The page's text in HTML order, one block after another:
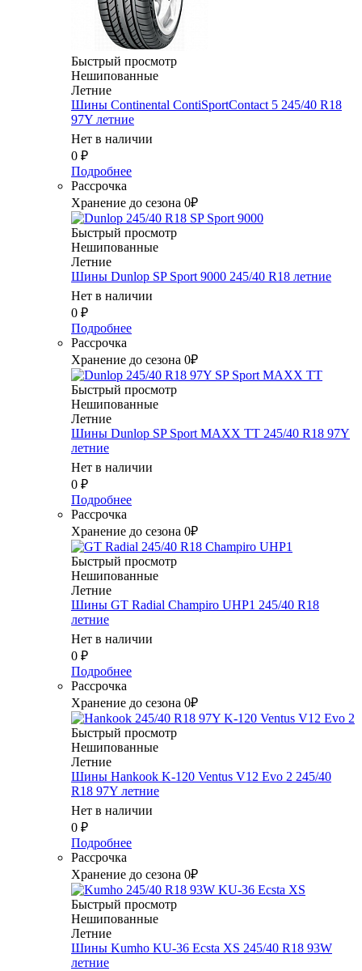
Быстрый просмотр
Нешипованные
Летние
Шины Continental ContiSportContact 5 245/40 R18
97Y летние
Нет в наличии
0 ₽
Подробнее
Рассрочка
Хранение до сезона 0₽
Быстрый просмотр
Нешипованные
Летние
Шины Dunlop SP Sport 9000 245/40 R18 летние
Нет в наличии
0 ₽
Подробнее
Рассрочка
Хранение до сезона 0₽
Быстрый просмотр
Нешипованные
Летние
Шины Dunlop SP Sport MAXX TT 245/40 R18 97Y
летние
Нет в наличии
0 ₽
Подробнее
Рассрочка
Хранение до сезона 0₽
Быстрый просмотр
Нешипованные
Летние
Шины GT Radial Champiro UHP1 245/40 R18
летние
Нет в наличии
0 ₽
Подробнее
Рассрочка
Хранение до сезона 0₽
Быстрый просмотр
Нешипованные
Летние
Шины Hankook K-120 Ventus V12 Evo 2 245/40
R18 97Y летние
Нет в наличии
0 ₽
Подробнее
Рассрочка
Хранение до сезона 0₽
Быстрый просмотр
Нешипованные
Летние
Шины Kumho KU-36 Ecsta XS 245/40 R18 93W
летние